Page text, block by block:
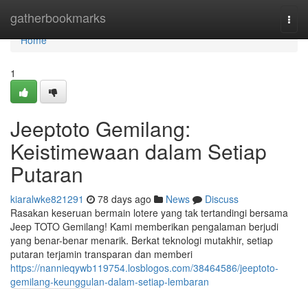
gatherbookmarks
Home
Home
1
Jeeptoto Gemilang:
Keistimewaan dalam Setiap
Putaran
kiaralwke821291 78 days ago News
Discuss
Rasakan keseruan bermain lotere yang tak tertandingi bersama
Jeep TOTO Gemilang! Kami memberikan pengalaman berjudi
yang benar-benar menarik. Berkat teknologi mutakhir, setiap
putaran terjamin transparan dan memberi
https://nannieqywb119754.losblogos.com/38464586/jeeptoto-
gemilang-keunggulan-dalam-setiap-lembaran